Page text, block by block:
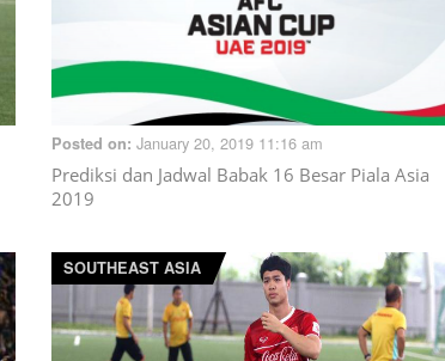
Posted on: January 20, 2019 11:16 am
Prediksi dan Jadwal Babak 16 Besar Piala Asia
2019
SOUTHEAST ASIA